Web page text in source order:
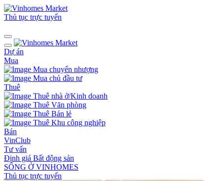
Thủ tục trực tuyến
Dự án
Mua
Mua chuyển nhượng
Mua chủ đầu tư
Thuê
Thuê nhà ở/Kinh doanh
Thuê Văn phòng
Thuê Bán lẻ
Thuê Khu công nghiệp
Bán
VinClub
Tư vấn
Định giá Bất động sản
SỐNG Ở VINHOMES
Thủ tục trực tuyến